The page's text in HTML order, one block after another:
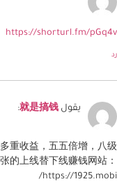
https://shorturl.fm/pGq4v
رد
يقول 就是搞钱
:
重收益，五五倍增，八级
的上线替下线赚钱网站：
https://1925.mobi/